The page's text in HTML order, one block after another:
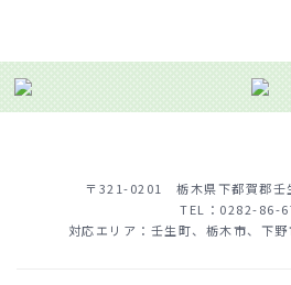
〒321-0201 栃木県下都賀郡壬
TEL： 0282-86-
対応エリア：壬生町、栃木市、下